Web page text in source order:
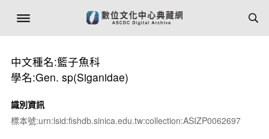
中文種名:籃子魚科
學名:Gen. sp(Siganidae)
識別資訊
標本號:urn:lsid:fishdb.sinica.edu.tw:collection:ASIZP0062697